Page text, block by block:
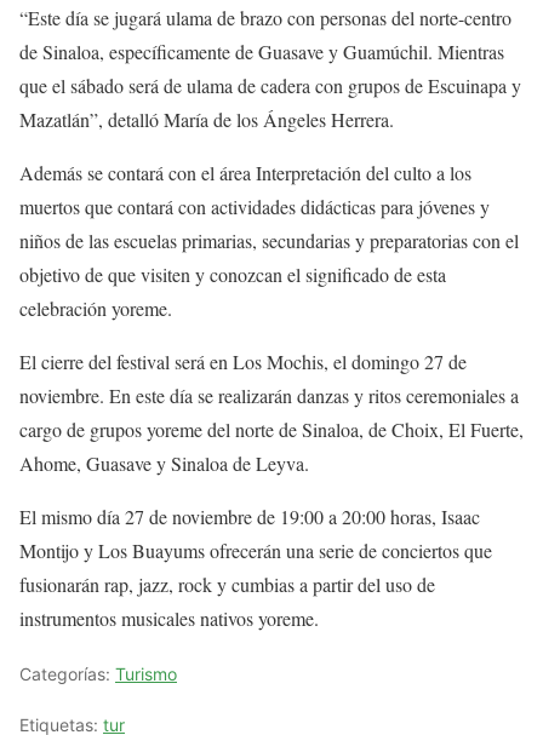
“Este día se jugará ulama de brazo con personas del norte-centro
de Sinaloa, específicamente de Guasave y Guamúchil. Mientras
que el sábado será de ulama de cadera con grupos de Escuinapa y
Mazatlán”, detalló María de los Ángeles Herrera.
Además se contará con el área Interpretación del culto a los
muertos que contará con actividades didácticas para jóvenes y
niños de las escuelas primarias, secundarias y preparatorias con el
objetivo de que visiten y conozcan el significado de esta
celebración yoreme.
El cierre del festival será en Los Mochis, el domingo 27 de
noviembre. En este día se realizarán danzas y ritos ceremoniales a
cargo de grupos yoreme del norte de Sinaloa, de Choix, El Fuerte,
Ahome, Guasave y Sinaloa de Leyva.
El mismo día 27 de noviembre de 19:00 a 20:00 horas, Isaac
Montijo y Los Buayums ofrecerán una serie de conciertos que
fusionarán rap, jazz, rock y cumbias a partir del uso de
instrumentos musicales nativos yoreme.
Categorías: Turismo
Etiquetas: tur